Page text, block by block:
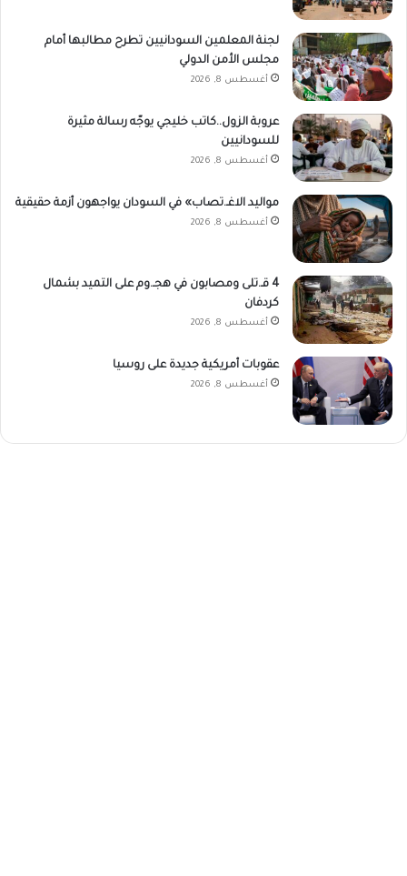
لجنة المعلمين السودانيين تطرح مطالبها أمام
مجلس الأمن الدولي
أغسطس 8, 2026
عروبة الزول..كاتب خليجي يوجّه رسالة مثيرة
للسودانيين
أغسطس 8, 2026
مواليد الاغـ.تصاب» في السودان يواجهون أزمة حقيقية
أغسطس 8, 2026
4 قـ.تلى ومصابون في هجـ.وم على التميد بشمال
كردفان
أغسطس 8, 2026
عقوبات أمريكية جديدة على روسيا
أغسطس 8, 2026